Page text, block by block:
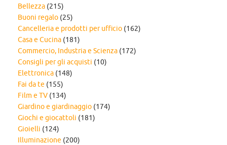
Bellezza (215)
Buoni regalo (25)
Cancelleria e prodotti per ufficio (162)
Casa e Cucina (181)
Commercio, Industria e Scienza (172)
Consigli per gli acquisti (10)
Elettronica (148)
Fai da te (155)
Film e TV (134)
Giardino e giardinaggio (174)
Giochi e giocattoli (181)
Gioielli (124)
Illuminazione (200)